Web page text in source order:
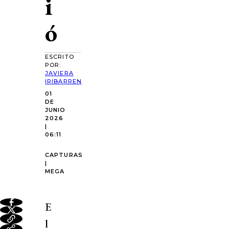
ó
ESCRITO
POR:
JAVIERA
IRIBARREN
01
DE
JUNIO
2026
|
06:11
CAPTURAS
|
MEGA
E
l